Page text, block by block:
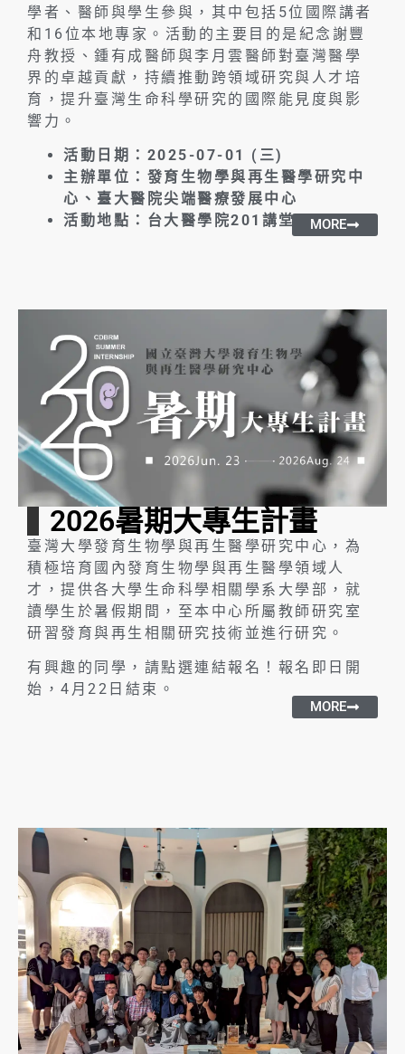
學者、醫師與學生參與，其中包括5位國際講者
和16位本地專家。活動的主要目的是紀念謝豐
舟教授、鍾有成醫師與李月雲醫師對臺灣醫學
界的卓越貢獻，持續推動跨領域研究與人才培
育，提升臺灣生命科學研究的國際能見度與影
響力。
活動日期：2025-07-01 (三)
主辦單位：發育生物學與再生醫學研究中
心、 臺大醫院尖端醫療發展中心
活動地點：台大醫學院201講堂
MORE
2026暑期大專生計畫
臺灣大學發育生物學與再生醫學研究中心，為
積極培育國內發育生物學與再生醫學領域人
才，提供各大學生命科學相關學系大學部，就
讀學生於暑假期間，至本中心所屬教師研究室
研習發育與再生相關研究技術並進行研究。
有興趣的同學，請點選連結報名！報名即日開
始，4月22日結束。
MORE